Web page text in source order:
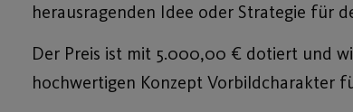
herausragenden Idee oder Strategie für
Der Preis ist mit 5.000,00 € dotiert und
hochwertigen Konzept Vorbildcharakter